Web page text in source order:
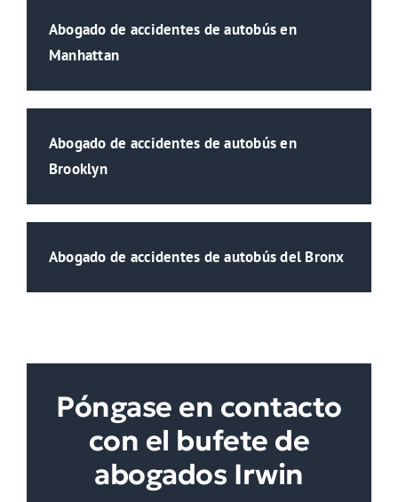
Abogado de accidentes de autobús en
Manhattan
Abogado de accidentes de autobús en
Brooklyn
Abogado de accidentes de autobús del Bronx
Póngase en contacto
con el bufete de
abogados Irwin